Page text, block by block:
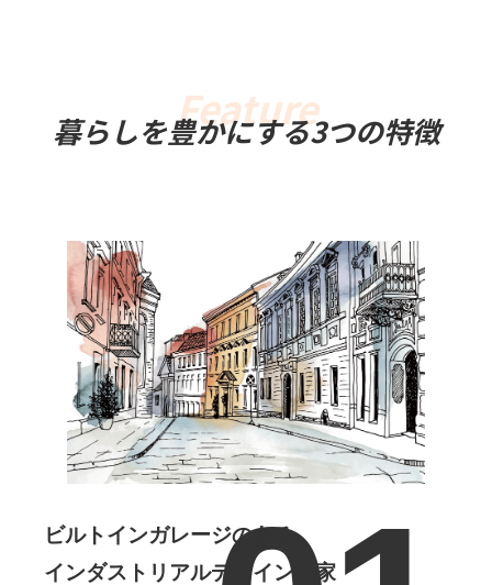
暮らしを豊かにする3つの特徴
ビルトインガレージのある
インダストリアルデザインの家